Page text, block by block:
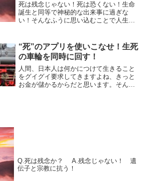
死は残念じゃない！死は恐くない！生命
誕生と同等で神秘的な出来事に過ぎな
い！そんなふうに思い込むことで人生最
いて考えてみました。
“死”のアプリを使いこなせ！生死
の車輪を同時に回す！
人間、日本人は何かにつけて生きること
をグイグイ要求してきますよね、きっと
お金が儲かるからだと思います。そんな
Q.死は残念か？ A.残念じゃない！ 遺
伝子と宗教に抗う！